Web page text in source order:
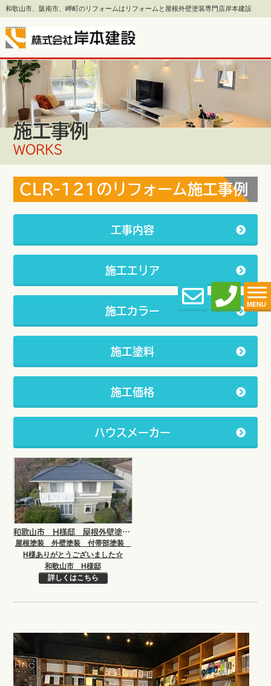
和歌山市、阪南市、岬町のリフォームはリフォームと屋根外壁塗装専門店岸本建設
MENU
施工事例
WORKS
CLR-121のリフォーム施工事例
工事内容
施工エリア
施工カラー
施工塗料
施工価格
ハウスメーカー
和歌山市 H様邸 屋根外壁塗装工事
屋根塗装 外壁塗装 付帯部塗装
H様ありがとうございました☆
和歌山市 H様邸
詳しくはこちら